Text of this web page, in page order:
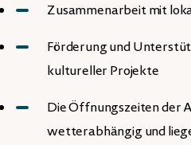
Zusammenarbeit mit
Förderung und
kultureller Projekte
Die Öffnungszeiten der
wetterabhängig und